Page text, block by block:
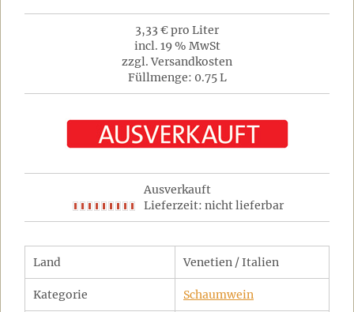
3,33 € pro Liter
incl. 19 % MwSt
zzgl. Versandkosten
Füllmenge: 0.75 L
Ausverkauft
Lieferzeit: nicht lieferbar
Land Venetien / Italien
Kategorie Schaumwein